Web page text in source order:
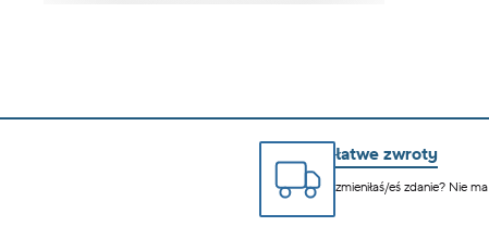
łatwe zwroty
zmieniłaś/eś zdanie? Nie